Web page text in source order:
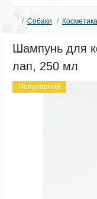
Собаки Косметика
Шампунь для
лап, 250 мл
Популярний